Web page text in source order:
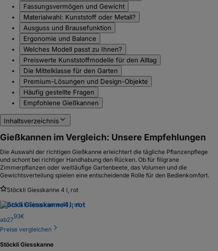
Fassungsvermögen und Gewicht
Materialwahl: Kunststoff oder Metall?
Ausguss und Brausefunktion
Ergonomie und Balance
Welches Modell passt zu Ihnen?
Preiswerte Kunststoffmodelle für den Alltag
Die Mittelklasse für den Garten
Premium-Lösungen und Design-Objekte
Häufig gestellte Fragen
Empfohlene Gießkannen
Inhaltsverzeichnis
Gießkannen im Vergleich: Unsere Empfehlungen
Die Auswahl der richtigen Gießkanne erleichtert die tägliche Pflanzenpflege
und schont bei richtiger Handhabung den Rücken. Ob für filigrane
Zimmerpflanzen oder weitläufige Gartenbeete, das Volumen und die
Gewichtsverteilung spielen eine entscheidende Rolle für den Bedienkomfort.
Stöckli Giesskanne 4 l, rot
Stöckli Giesskanne4 l, rot
ab2793€
Preise vergleichen
Stöckli Giesskanne